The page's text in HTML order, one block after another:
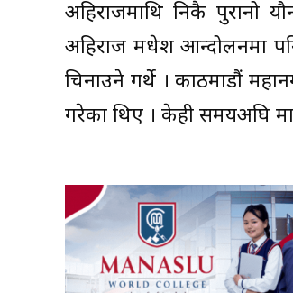
अहिराजमाथि निकै पुरानो
अहिराज मधेश आन्दोलनमा
चिनाउने गर्थे । काठमाडौं
गरेका थिए । केही समयअघि